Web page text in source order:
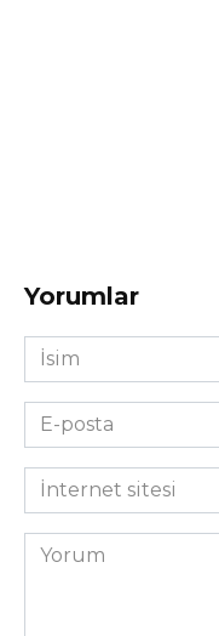
Yorumlar
İsim
*
E-
posta
*İnternet
sitesi
Yorum